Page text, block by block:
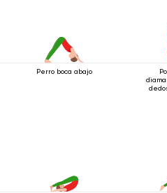
Perro boca abajo